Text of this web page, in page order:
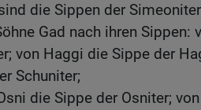
die Sippen der
Gad nach ihren
von Haggi die Sippe der
Schuniter;
die Sippe der Osniter;